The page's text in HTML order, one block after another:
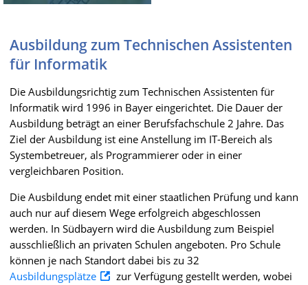
Ausbildung zum Technischen Assistenten
für Informatik
Die Ausbildungsrichtig zum Technischen Assistenten für
Informatik wird 1996 in Bayer eingerichtet. Die Dauer der
Ausbildung beträgt an einer Berufsfachschule 2 Jahre. Das
Ziel der Ausbildung ist eine Anstellung im IT-Bereich als
Systembetreuer, als Programmierer oder in einer
vergleichbaren Position.
Die Ausbildung endet mit einer staatlichen Prüfung und kann
auch nur auf diesem Wege erfolgreich abgeschlossen
werden. In Südbayern wird die Ausbildung zum Beispiel
ausschließlich an privaten Schulen angeboten. Pro Schule
können je nach Standort dabei bis zu 32
Ausbildungsplätze
zur Verfügung gestellt werden, wobei